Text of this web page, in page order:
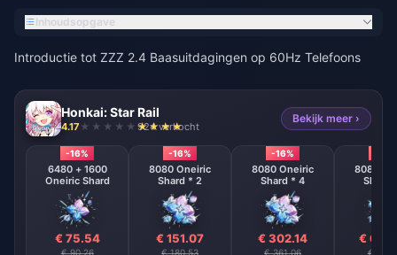
Inhoudsopgave
Introductie tot ZZZ 2.4 Baasuitdagingen op 60Hz Telefoons
Honkai: Star Rail
4.17 924 verkocht
Bekijk meer ›
-16%
6480 + 1600
Oneiric Shard
€ 75.54
€ 90.26
-16%
8080 Oneiric
Shard * 2
€ 151.07
€ 180.53
-16%
8080 Oneiric
Shard * 4
€ 302.14
€ 361.06
8080
Shard
€
€